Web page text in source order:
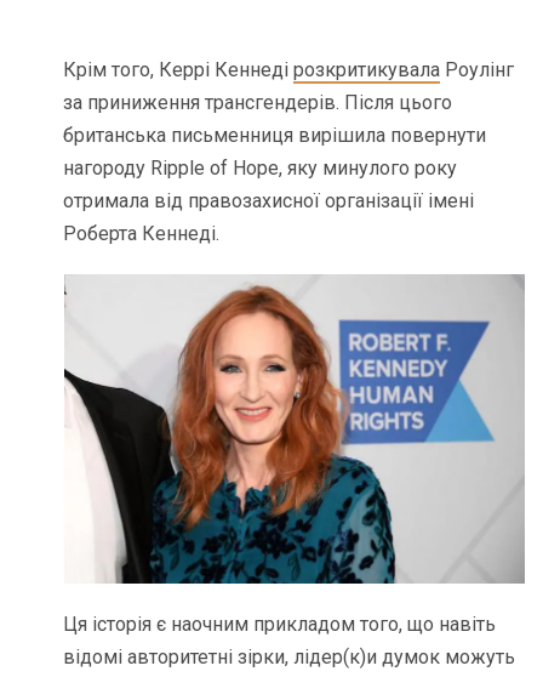
Крім того, Керрі Кеннедірозкритикувала Роулінг
за приниження трансгендерів. Після цього
британська письменниця вирішила повернути
нагороду Ripple of Hope, яку минулого року
отримала від правозахисної організації імені
Роберта Кеннеді.
Ця історія є наочним прикладом того, що навіть
відомі авторитетні зірки, лідер(к)и думок можуть